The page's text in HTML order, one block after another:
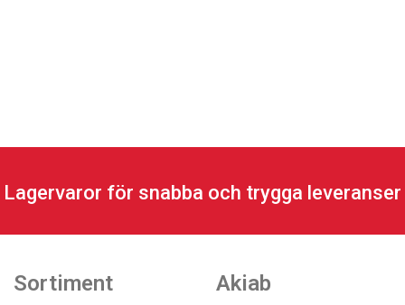
Lagervaror för snabba och trygga leveranser
Sortiment Akiab